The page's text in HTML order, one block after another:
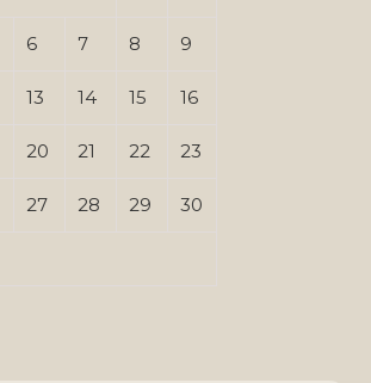
6 7 8 9
13 14 15 16
20 21 22 23
27 28 29 30